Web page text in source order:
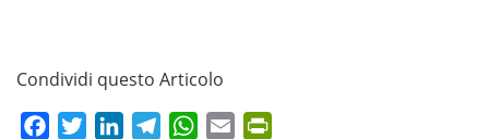
Condividi questo Articolo
FacebookTwitterLinkedInTelegramWhatsApp
Email